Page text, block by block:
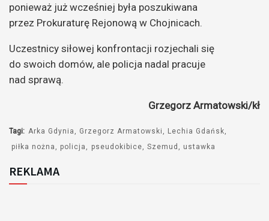
ponieważ już wcześniej była poszukiwana
przez Prokuraturę Rejonową w Chojnicach.
Uczestnicy siłowej konfrontacji rozjechali się
do swoich domów, ale policja nadal pracuje
nad sprawą.
Grzegorz Armatowski/kł
Tagi: Arka Gdynia Grzegorz Armatowski
Lechia Gdańsk
piłka nożna
policja pseudokibice Szemud ustawka
REKLAMA